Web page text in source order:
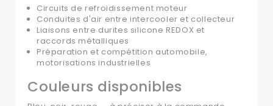
Circuits de refroidissement moteur
Conduites d'air entre intercooler et collecteur
Liaisons entre durites silicone REDOX et
raccords métalliques
Préparation et compétition automobile,
motorisations industrielles
Couleurs disponibles